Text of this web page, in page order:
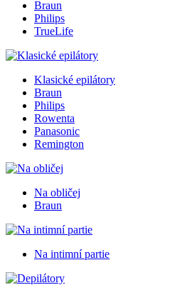
Braun
Philips
TrueLife
Klasické epilátory
Braun
Philips
Rowenta
Panasonic
Remington
Na obličej
Braun
Na intimní partie